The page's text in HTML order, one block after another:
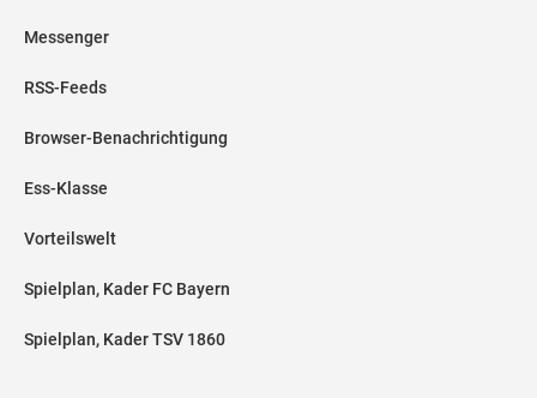
Messenger
RSS-Feeds
Browser-Benachrichtigung
Ess-Klasse
Vorteilswelt
Spielplan, Kader FC Bayern
Spielplan, Kader TSV 1860